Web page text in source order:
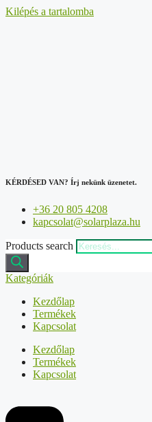
Kilépés a tartalomba
KÉRDÉSED VAN? Írj nekünk üzenetet.
+36 20 805 4208
kapcsolat@solarplaza.hu
Products search
Kategóriák
Kezdőlap
Termékek
Kapcsolat
Kezdőlap
Termékek
Kapcsolat